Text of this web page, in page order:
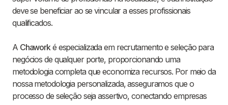
deve se beneficiar ao se vincular a esses profissionais
qualificados.
A Chaworké especializada em recrutamento e seleção para
negócios de qualquer porte, proporcionando uma
metodologia completa que economiza recursos. Por meio da
nossa metodologia personalizada, asseguramos que o
processo de seleção seja assertivo, conectando empresas